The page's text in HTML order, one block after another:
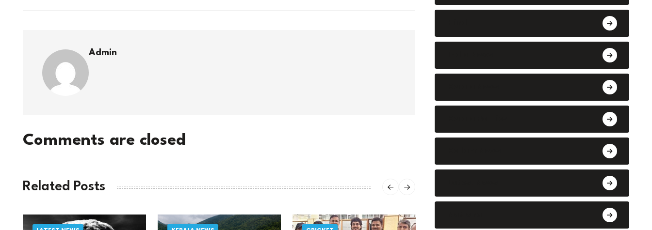
Admin
Comments are closed
Related Posts